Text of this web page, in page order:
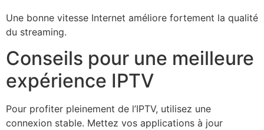
Une bonne vitesse Internet améliore fortement la qualité
du streaming.
Conseils pour une meilleure
expérience IPTV
Pour profiter pleinement de l’IPTV, utilisez une
connexion stable. Mettez vos applications à jour